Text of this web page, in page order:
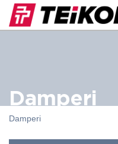
Damperi
Damperi